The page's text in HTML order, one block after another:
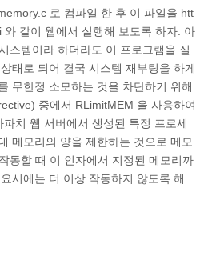
로 컴파일 한 후 이 파일을 htt
같이 웹에서 실행해 보도록 하자. 아
스템이라 하더라도 이 프로그램을 실
태로 되어 결국 시스템 재부팅을 하게
무한정 소모하는 것을 차단하기 위해
중에서 RLimitMEM 을 사용하여
치 웹 서버에서 생성된 특정 프로세
메모리의 양을 제한하는 것으로 메모
동할 때 이 인자에서 지정된 메모리까
시에는 더 이상 작동하지 않도록 해